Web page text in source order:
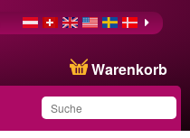
Warenkorb